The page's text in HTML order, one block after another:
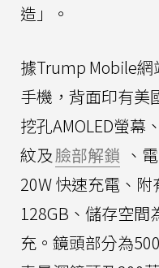
造」。
據Trump Mobile網
手機，背面印有美
挖孔AMOLED螢幕
紋及臉部解鎖 、
20W 快速充電、
128GB、儲存空間
充。鏡頭部分為